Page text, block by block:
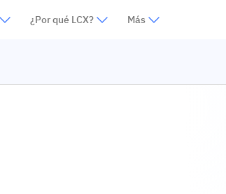
¿Por qué LCX? Más